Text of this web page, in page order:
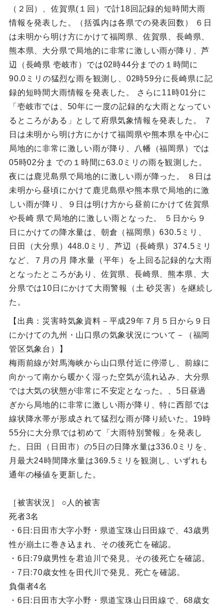
（２回）、佐賀県(１回）で計18回記録的短時間大雨
情報を発表した。（括弧内は各県での発表回数） ６日
は未明から明け方にかけて福岡県、佐賀県、長崎県、
熊本県、大分県で局地的に非常に激しい雨が降り、芦
辺（長崎県 壱岐市）では02時44分までの１時間に
90.0ミリの猛烈な雨を観測し、02時59分に長崎県に記
録的短時間大雨情報を発表した。 さらに11時01分に
「壱岐市では、50年に一度の記録的な大雨となってい
るところがある」として府県気象情報を発表した。 ７
日は未明から明け方にかけて福岡県や熊本県を中心に
局地的に非常に激しい雨が降り、八幡（福岡県）では
05時02分ま での１時間に63.0ミリの雨を観測した。
夜には鹿児島県で局地的に激しい雨が降った。 ８日は
未明から昼頃にかけて鹿児島県や熊本県で局地的に激
しい雨が降り、９日は明け方から昼前にかけて佐賀県
や長崎 県で局地的に激しい雨となった。 ５日から９
日にかけての降水量は、朝倉（福岡県）630.5ミリ、
日田（大分県）448.0ミリ、芦辺（長崎県）374.5ミリ
など、７月の月 降水量（平年）を上回る記録的な大雨
となったところがあり、佐賀県、長崎県、熊本県、大
分県では10日にかけて大雨警報（土 砂災害）を継続し
た。
【出典：災害時気象資料－平成29年７月５日から９日
にかけての九州・山口県の気象状況について－（福岡
管区気象台）】
梅雨前線が対馬海峡から山口県付近に停滞し、前線に
向かって南から暖かく湿った空気が流れ込み、大分県
では大気の状態が非常に不安定となった。、5日昼過
ぎから局地的に非常に激しい雨が降り、特に西部では
線状降水帯が形成されて猛烈な雨が降り続いた。19時
55分に大分県では初めて「大雨特別警報」を発表し
た。日田（日田市）の5日の日降水量は336.0ミリを、
月最大24時間降水量は369.5ミリを観測し、いずれも
通年の極値を更新した。
［被害状況］ ○人的被害
死者3名
・6日:日田市大字小野・県道宝珠山日田線で、43歳男
性が崩土に巻き込まれ、その後死亡を確認。
・6日:79歳男性を君迫川で発見。その後死亡を確認。
・7日:70歳女性を田代川で発見。死亡を確認。
負傷者4名
・6日:日田市大字小野・県道宝珠山日田線で、68歳女